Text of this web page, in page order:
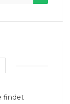
findet